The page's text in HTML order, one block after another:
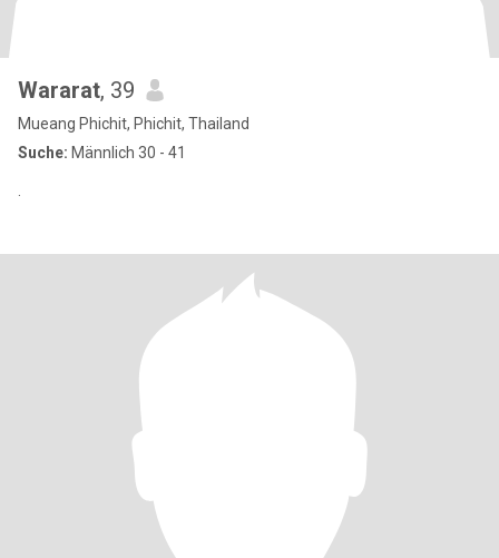
Wararat, 39
Mueang Phichit, Phichit, Thailand
Suche: Männlich 30 - 41